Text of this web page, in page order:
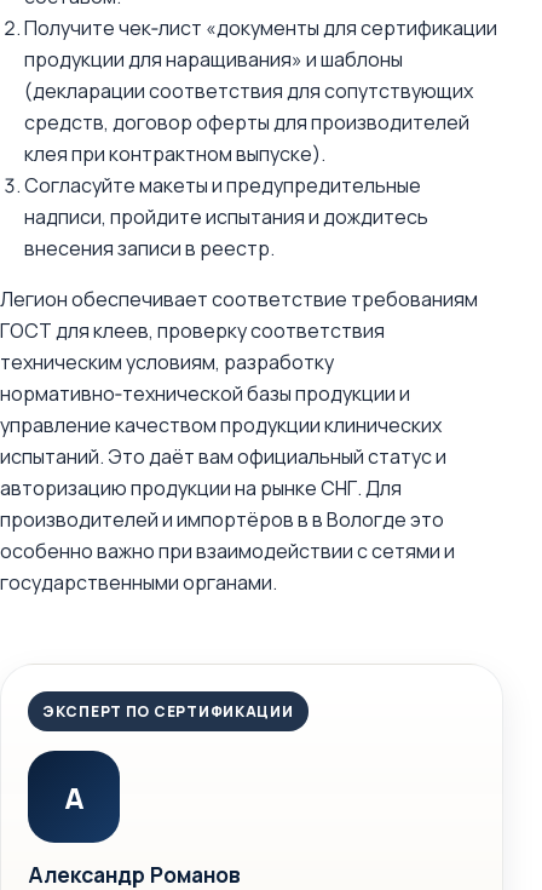
Получите чек‑лист «документы для сертификации
продукции для наращивания» и шаблоны
(декларации соответствия для сопутствующих
средств, договор оферты для производителей
клея при контрактном выпуске).
Согласуйте макеты и предупредительные
надписи, пройдите испытания и дождитесь
внесения записи в реестр.
Легион обеспечивает соответствие требованиям
ГОСТ для клеев, проверку соответствия
техническим условиям, разработку
нормативно‑технической базы продукции и
управление качеством продукции клинических
испытаний. Это даёт вам официальный статус и
авторизацию продукции на рынке СНГ. Для
производителей и импортёров в в Вологде это
особенно важно при взаимодействии с сетями и
государственными органами.
ЭКСПЕРТ ПО СЕРТИФИКАЦИИ
А
Александр Романов